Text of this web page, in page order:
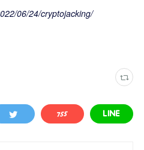
06/24/cryptojacking/